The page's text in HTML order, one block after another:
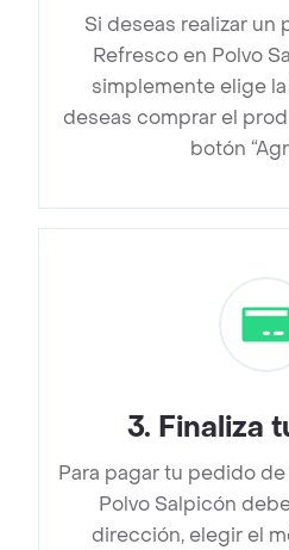
Si deseas realizar un
Refresco en Polvo
simplemente elige
deseas comprar el
botón
3. Finaliza
Para pagar tu pedido
Polvo Salpicón
dirección, elegir el